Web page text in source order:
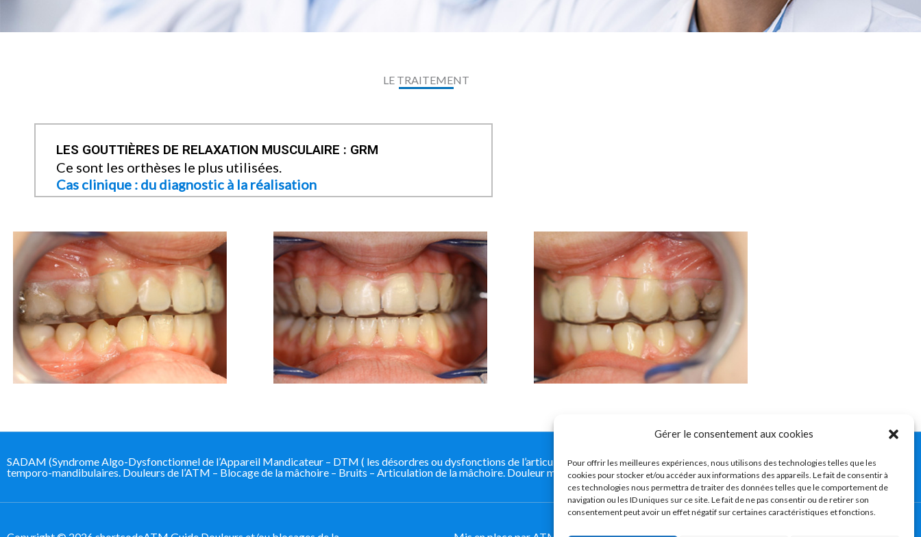
Gérer le consentement aux cookies
Pour offrir les meilleures expériences, nous utilisons des technologies telles que les
cookies pour stocker et/ou accéder aux informations des appareils. Le fait de consentir à
ces technologies nous permettra de traiter des données telles que le comportement de
navigation ou les ID uniques sur ce site. Le fait de ne pas consentir ou de retirer son
consentement peut avoir un effet négatif sur certaines caractéristiques et fonctions.
LE TRAITEMENT
LES GOUTTIÈRES DE RELAXATION MUSCULAIRE : GRM
Ce sont les orthèses le plus utilisées.
Cas clinique : du diagnostic à la réalisation
SADAM (Syndrome Algo-Dysfonctionnel de l’Appareil Mandicateur – DTM ( les désordres ou dysfonctions de l’articulation temporo-mandibulaire) – Troubles
temporo-mandibulaires. Douleurs de l’ATM – Blocage de la mâchoire – Bruits – Articulation de la mâchoire. Douleur mâchoire